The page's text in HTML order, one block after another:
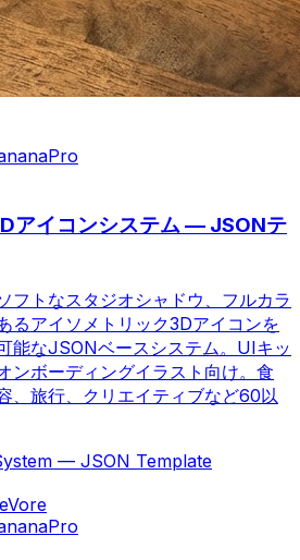
アイコンシステム — JSONテ
フトなスタジオシャドウ、フルカラ
るアイソメトリック3Dアイコンを
能なJSONベースシステム。UIキッ
ンボーディングイラスト向け。食
、旅行、クリエイティブなど60以